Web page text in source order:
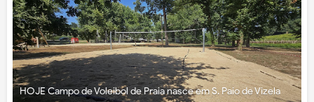
HOJE Campo de Voleibol de Praia nasce em S. Paio de Vizela